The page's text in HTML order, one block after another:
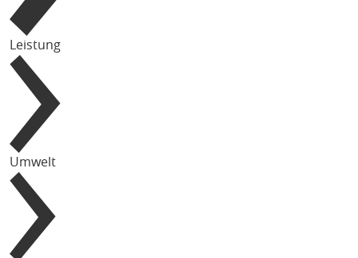
Leistung
Umwelt